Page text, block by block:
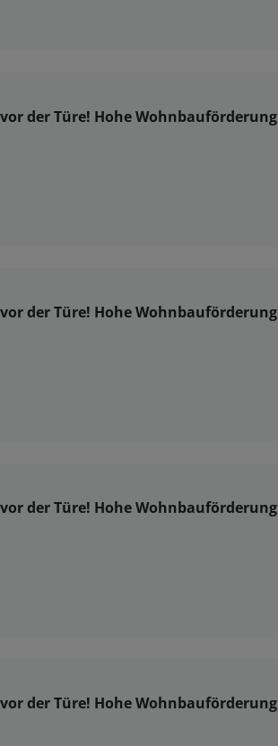
vor der Türe! Hohe Wohnbauförderung
vor der Türe! Hohe Wohnbauförderung
vor der Türe! Hohe Wohnbauförderung
vor der Türe! Hohe Wohnbauförderung